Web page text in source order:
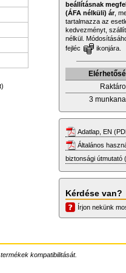
beállításnak
(ÁFA nélküli) ár,
tartalmazza az
kedvezményt,
nélkül.
fejléc
ikonjára.
3
Adatlap, EN
Általános
biztonsági útmutató
Kérdése van?
Írjon nekünk
kompatibilitását.